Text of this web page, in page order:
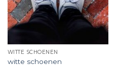
WITTE SCHOENEN
witte schoenen